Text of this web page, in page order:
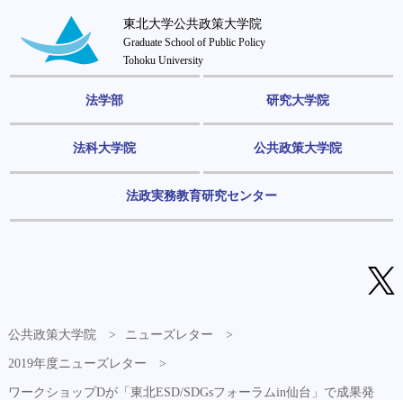
東北大学公共政策大学院
Graduate School of Public Policy
Tohoku University
法学部 研究大学院
法科大学院 公共政策大学院
法政実務教育研究センター
公共政策大学院 ニューズレター
2019年度ニューズレター
ワークショップDが「東北ESD/SDGsフォーラムin仙台」で成果発